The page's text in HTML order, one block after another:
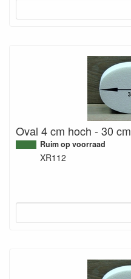
Oval 4 cm hoch - 30 cm
Ruim op voorraad
XR112